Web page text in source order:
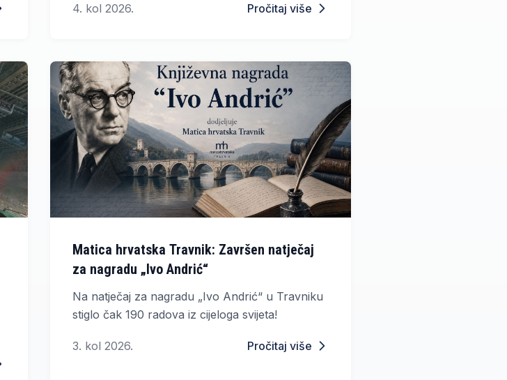
Mahershala Ali.
4. kol 2026. Pročitaj više
Matica hrvatska Travnik: Završen natječaj
za nagradu „Ivo Andrić“
Na natječaj za nagradu „Ivo Andrić“ u Travniku
stiglo čak 190 radova iz cijeloga svijeta!
3. kol 2026. Pročitaj više